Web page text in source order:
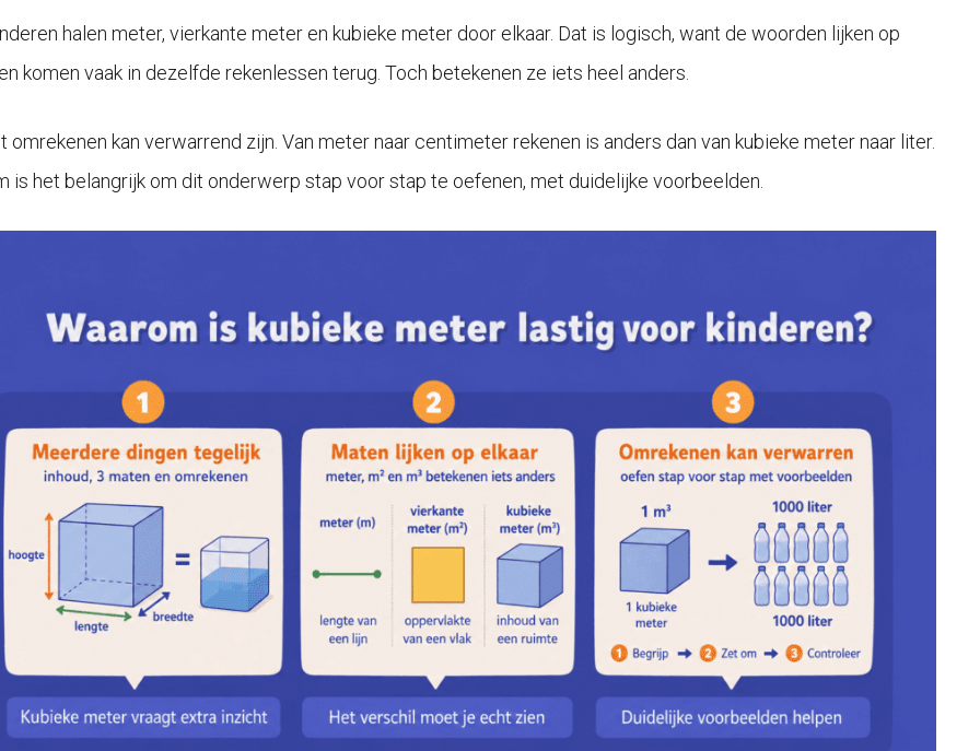
halen meter, vierkante meter en kubieke meter door elkaar. Dat is logisch, want de woorden lijken op
komen vaak in dezelfde rekenlessen terug. Toch betekenen ze iets heel anders.
omrekenen kan verwarrend zijn. Van meter naar centimeter rekenen is anders dan van kubieke meter naar liter.
is het belangrijk om dit onderwerp stap voor stap te oefenen, met duidelijke voorbeelden.